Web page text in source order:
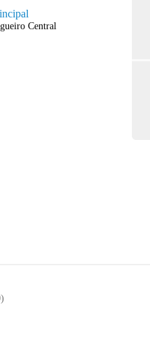
Central
)